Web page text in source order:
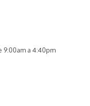
9:00am a 4:40pm